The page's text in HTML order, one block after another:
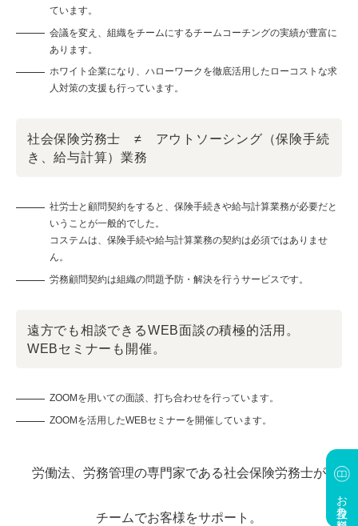
お役立ち資料
ています。
会議を変え、組織をチームにするチームコーチングの実績が豊富に
あります。
ホワイト企業になり、ハローワークを徹底活用したローコストな求
人対策の支援も行っています。
社会保険労務士 ≠ アウトソーシング（保険手続
き、給与計算）業務
社労士と顧問契約をすると、保険手続きや給与計算業務が必要だと
いうことが一般的でした。
コステムは、保険手続や給与計算業務の契約は必須ではありませ
ん。
労務顧問契約は組織の問題予防・解決を行うサービスです。
遠方でも相談できるWEB面談の積極的活用。
WEBセミナーも開催。
ZOOMを用いての面談、打ち合わせを行っています。
ZOOMを活用したWEBセミナーを開催しています。
労働法、労務管理の専門家である社会保険労務士が
チームでお客様をサポート。